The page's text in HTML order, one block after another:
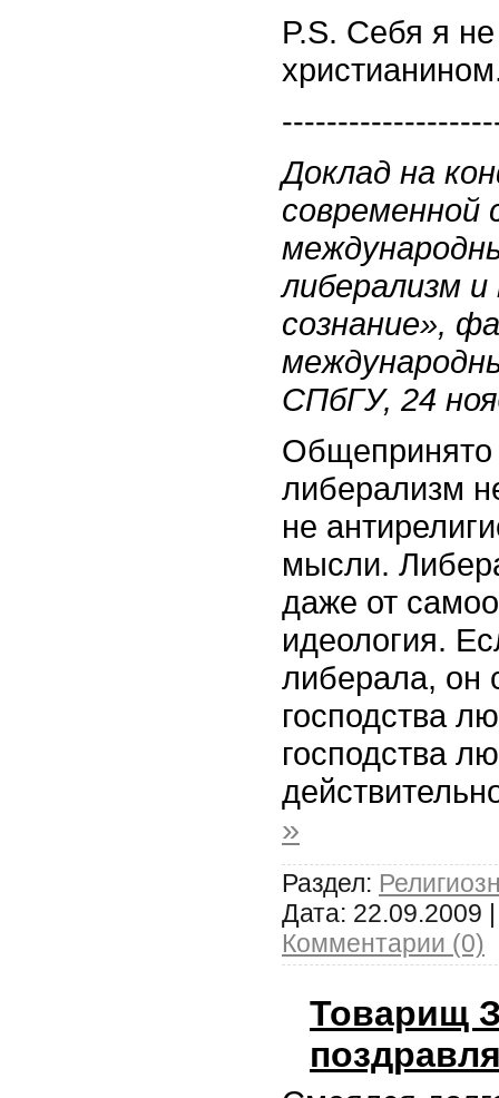
P.S. Себя я
Доклад на
современной
либерализм
сознание»,
СПбГУ, 24
Общепринято
либерализм
не
мысли.
даже от
идеология.
либерала, он
господства
господства
»
Раздел:
Дата: 22.09.2009
Комментарии (0)
Товарищ